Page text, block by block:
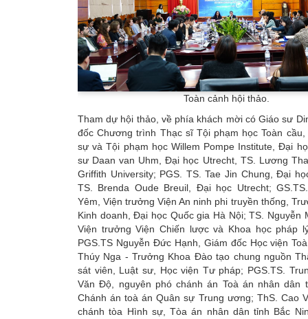
Toàn cảnh hội thảo.
Tham dự hội thảo, về phía khách mời có Giáo sư
đốc Chương trình Thạc sĩ Tội phạm học Toàn cầu,
sự và Tội phạm học Willem Pompe Institute, Đại
sư Daan van Uhm, Đại học Utrecht, TS. Lương
Griffith University; PGS. TS. Tae Jin Chung, Đại
TS. Brenda Oude Breuil, Đại học Utrecht;
Yêm, Viện trưởng Viện An ninh phi truyền thống,
Kinh doanh, Đại học Quốc gia Hà Nội; TS. Nguyễn
Viện trưởng Viện Chiến lược và Khoa học pháp
PGS.TS Nguyễn Đức Hạnh, Giám đốc Học viện
Thúy Nga - Trưởng Khoa Đào tạo chung nguồn
sát viên, Luật sư, Học viện Tư pháp; PGS.TS.
Văn Độ, nguyên phó chánh án Toà án nhân dân
Chánh án toà án Quân sự Trung ương; ThS. Cao
chánh tòa Hình sự, Tòa án nhân dân tỉnh Bắc